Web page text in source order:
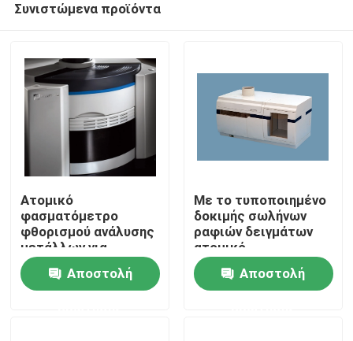
Σπίτι
Προϊόντα
Συνιστώμενα προϊόντα
Ατομικό
φασματόμετρο
φθορισμού ανάλυσης
μετάλλων για
γεωργικό, AF420
Αποστολή
Με το τυποποιημένο
δοκιμής σωλήνων
ραφιών δειγμάτων
ατομικό
φασματόμετρο
φθορισμού 2 X45
Αποστολή